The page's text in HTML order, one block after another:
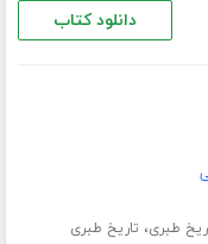
دانلود کتاب
طبری، تاریخ طبری